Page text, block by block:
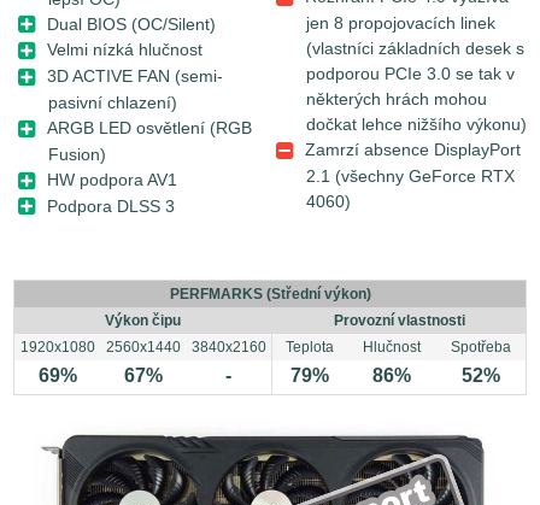
Dual BIOS (OC/Silent)
Velmi nízká hlučnost
3D ACTIVE FAN (semi-
pasivní chlazení)
ARGB LED osvětlení (RGB
Fusion)
HW podpora AV1
Podpora DLSS 3
jen 8 propojovacích linek
(vlastníci základních desek s
podporou PCIe 3.0 se tak v
některých hrách mohou
dočkat lehce nižšího výkonu)
Zamrzí absence DisplayPort
2.1 (všechny GeForce RTX
4060)
PERFMARKS (Střední výkon)
Výkon čipu
Provozní vlastnosti
1920x1080
2560x1440 3840x2160 Teplota Hlučnost Spotřeba
69% 67% - 79% 86% 52%